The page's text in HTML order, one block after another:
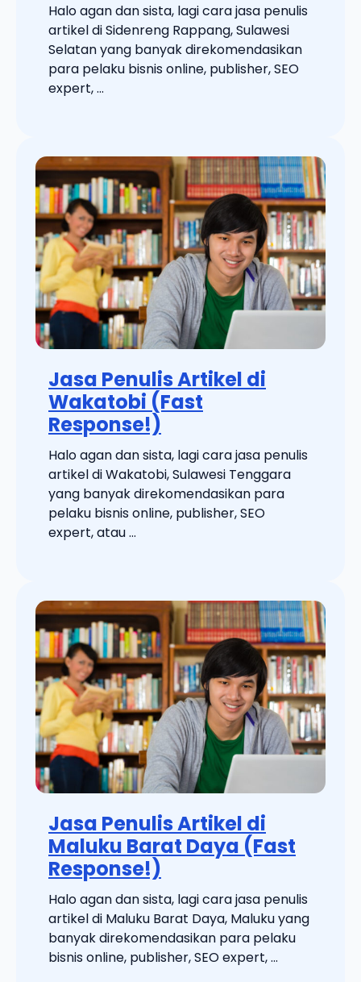
Halo agan dan sista, lagi cara jasa penulis
artikel di Sidenreng Rappang, Sulawesi
Selatan yang banyak direkomendasikan
para pelaku bisnis online, publisher, SEO
expert, ...
Jasa Penulis Artikel di
Wakatobi (Fast
Response!)
Halo agan dan sista, lagi cara jasa penulis
artikel di Wakatobi, Sulawesi Tenggara
yang banyak direkomendasikan para
pelaku bisnis online, publisher, SEO
expert, atau ...
Jasa Penulis Artikel di
Maluku Barat Daya (Fast
Response!)
Halo agan dan sista, lagi cara jasa penulis
artikel di Maluku Barat Daya, Maluku yang
banyak direkomendasikan para pelaku
bisnis online, publisher, SEO expert, ...